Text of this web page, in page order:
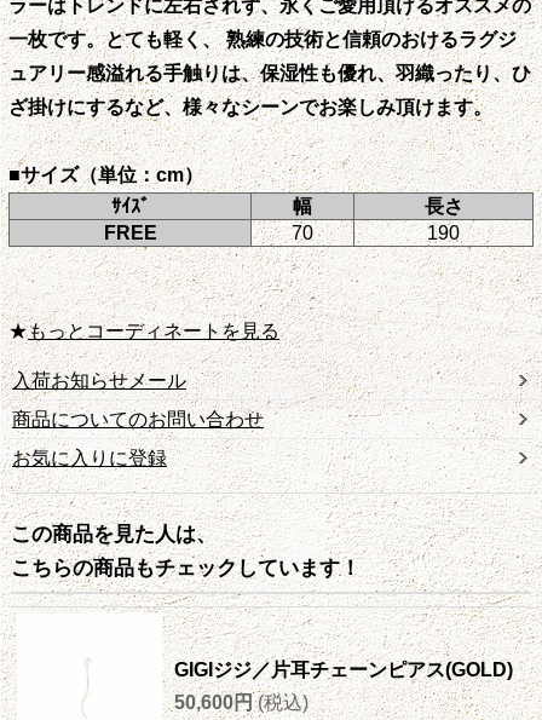
ラーはトレンドに左右されず、永くご愛用頂けるオススメの
一枚です。とても軽く、 熟練の技術と信頼のおけるラグジ
ュアリー感溢れる手触りは、保湿性も優れ、羽織ったり、ひ
ざ掛けにするなど、様々なシーンでお楽しみ頂けます。
■サイズ（単位：cm）
ｻｲｽﾞ
幅
長さ
FREE
70 190
★もっとコーディネートを見る
入荷お知らせメール
商品についてのお問い合わせ
お気に入りに登録
この商品を見た人は、
こちらの商品もチェックしています！
GIGIジジ／片耳チェーンピアス(GOLD)
50,600円 (税込)